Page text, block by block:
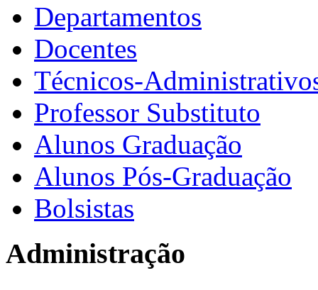
Departamentos
Docentes
Técnicos-
Professor Substituto
Alunos Graduação
Alunos Pós-Graduação
Bolsistas
Administração